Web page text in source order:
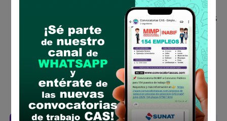
Antes de postular, verifica si cumples con los
requisitos para el puesto
Prepara tu documentación y presentalo en
la fechas y por los medios que indica las
bases
Revisar el cronograma para conocer cuando
se publicará los resultados